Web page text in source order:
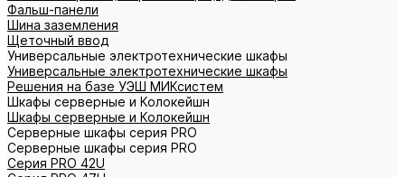
Фальш-панели
Шина заземления
Щеточный ввод
Универсальные электротехнические шкафы
Универсальные электротехнические шкафы
Решения на базе УЭШ МИКсистем
Шкафы серверные и Колокейшн
Шкафы серверные и Колокейшн
Серверные шкафы серия PRO
Серверные шкафы серия PRO
Серия PRO 42U